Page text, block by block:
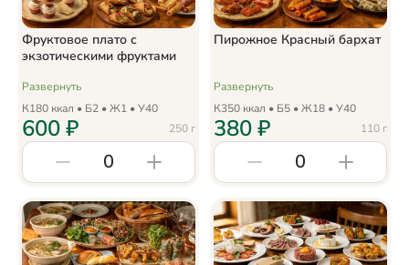
Фруктовое плато с
экзотическими фруктами
Развернуть
К180 ккал • Б2 • Ж1 • У40
250 г
600₽
0
Пирожное Красный бархат
Развернуть
К350 ккал • Б5 • Ж18 • У40
110 г
380₽
0